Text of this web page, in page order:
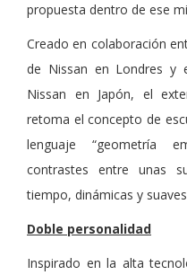
propuesta dentro de ese
Creado en colaboración
de Nissan en Londres y
Nissan en Japón, el
retoma el concepto de
lenguaje “geometría
contrastes entre unas
tiempo, dinámicas y
Doble personalidad
Inspirado en la alta